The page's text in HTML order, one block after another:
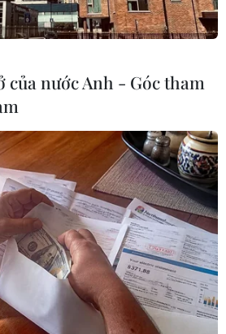
cao tốc Quảng Ngãi-Hoài Nhơn sắp
trên địa bàn tỉnh Gia Lai thuộc địa bàn
Nhơn Nam và Hoài Nhơn Tây giao
nối vào cao tốc Hoài Nhơn-Quy Nhơn.
Hùng/Vietnam+)
của nước Anh - Góc tham